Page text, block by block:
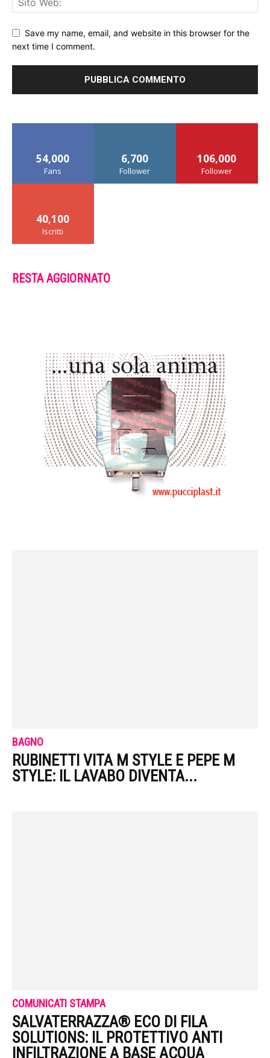
Save my name, email, and website in this browser for the
next time I comment.
54,000
Fans
6,700
Follower
106,000
Follower
40,100
Iscritti
RESTA AGGIORNATO
BAGNO
RUBINETTI VITA M STYLE E PEPE M
STYLE: IL LAVABO DIVENTA...
COMUNICATI STAMPA
SALVATERRAZZA® ECO DI FILA
SOLUTIONS: IL PROTETTIVO ANTI
INFILTRAZIONE A BASE ACQUA